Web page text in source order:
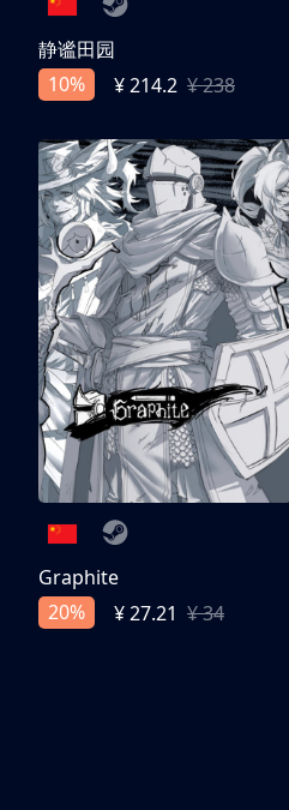
静谧田园
10%
¥ 214.2 ¥ 238
Graphite
20%
¥ 27.21 ¥ 34